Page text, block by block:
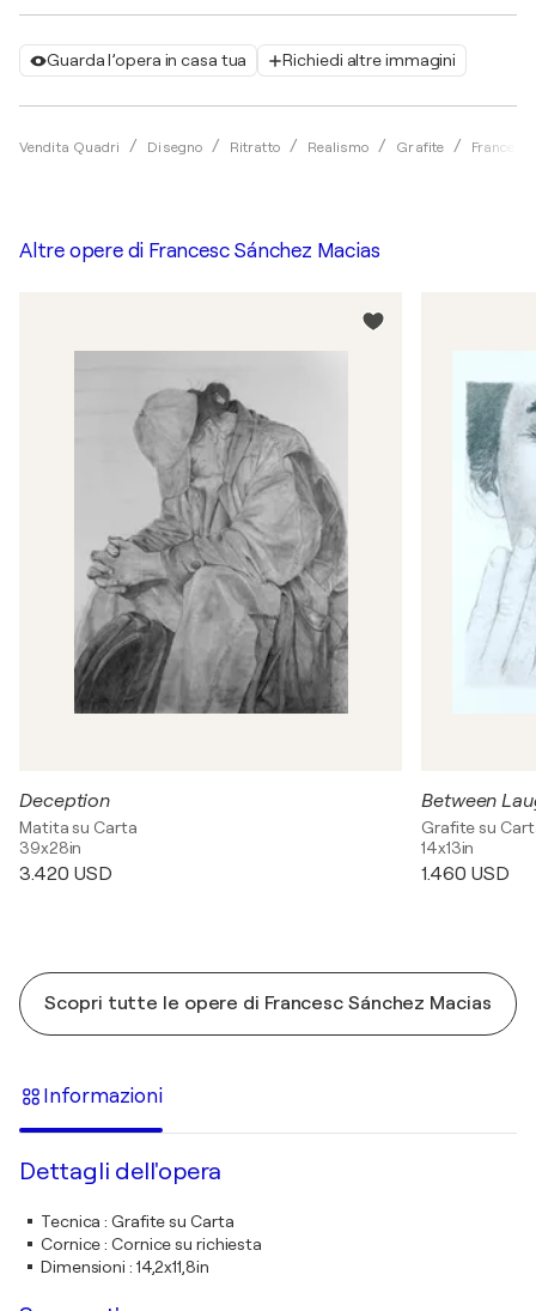
Guarda l’opera in casa tua Richiedi altre immagini
Vendita Quadri Disegno Ritratto Realismo Grafite
Altre opere di Francesc Sánchez Macias
Deception
Matita su Carta
39x28in
3.420 USD
Between
Grafite su
14x13in
1.460 USD
Scopri tutte le opere di Francesc Sánchez Macias
Informazioni
Dettagli dell'opera
Tecnica :Grafite su Carta
Cornice: Cornice su richiesta
Dimensioni : 14,2x11,8in